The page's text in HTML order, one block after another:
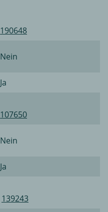
190648
Nein
Ja
107650
Nein
Ja
139243